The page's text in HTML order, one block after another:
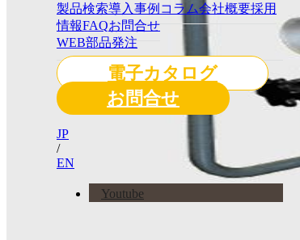
製品検索導入事例 コラム会社概要採用
情報FAQお問合せ
WEB部品発注
電子カタログ
お問合せ
JP
/
EN
Youtube